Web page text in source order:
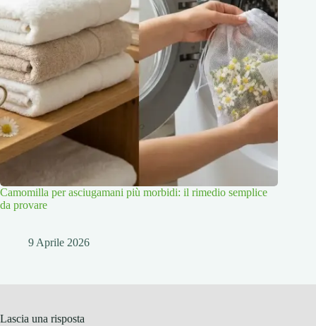
Camomilla per asciugamani più morbidi: il rimedio semplice
da provare
9 Aprile 2026
Lascia una risposta